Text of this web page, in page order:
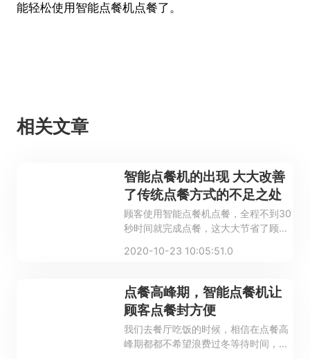
能轻松使用智能点餐机点餐了。
相关文章
智能点餐机的出现 大大改善
了传统点餐方式的不足之处
顾客使用智能点餐机点餐，全程不到30
秒时间就完成点餐，这大大节省了顾客
本，提高了餐厅工作效率与服务质量，
量流失，给餐厅带来了更多收益。
2020-10-23 10:05:51.0
点餐高峰期，智能点餐机让
顾客点餐封方便
我们去餐厅吃饭的时候，相信在点餐高
峰期都都不希望浪费过冬等待时间，但